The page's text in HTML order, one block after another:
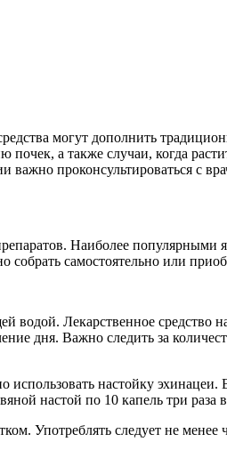
могут дополнить
а также случаи, когда
важно проконсультироваться с
Наиболее популярными
самостоятельно или
водой. Лекарственное средство
дня. Важно следить за
настойку эхинацеи.
настой по 10 капель три раза
Употреблять следует не менее